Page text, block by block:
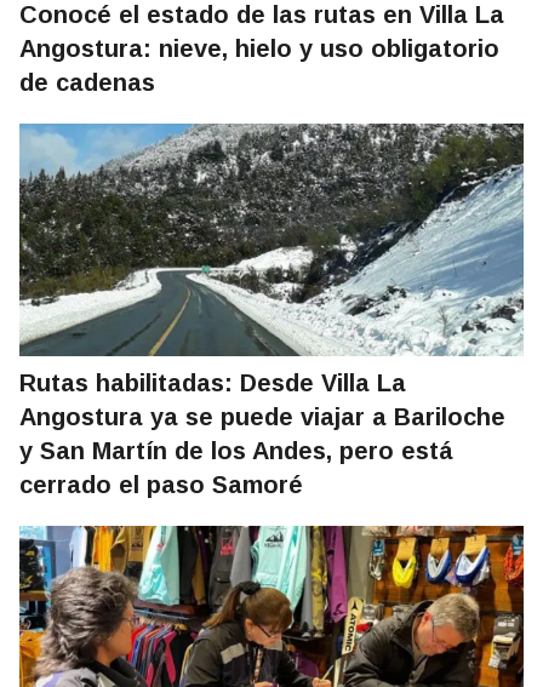
Conocé el estado de las rutas en Villa La
Angostura: nieve, hielo y uso obligatorio
de cadenas
Rutas habilitadas: Desde Villa La
Angostura ya se puede viajar a Bariloche
y San Martín de los Andes, pero está
cerrado el paso Samoré